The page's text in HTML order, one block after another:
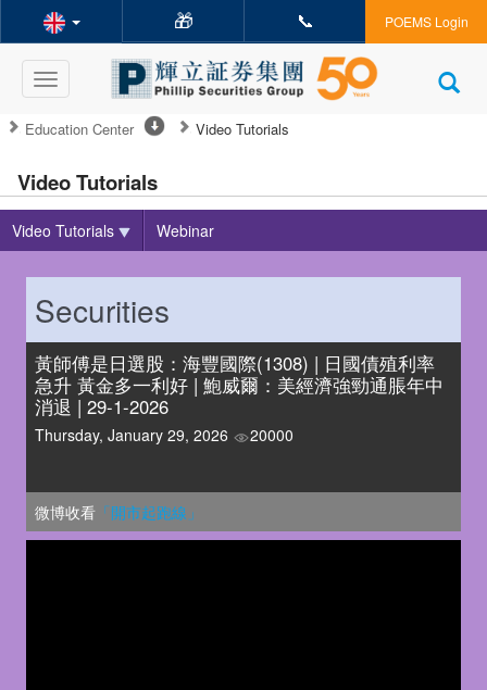
🎁 📞 POEMS Login
Toggle
navigation
Education Center Video Tutorials
Video Tutorials
Video Tutorials Webinar
Securities
黃師傅是日選股：海豐國際(1308) | 日國債殖利率
急升 黃金多一利好 | 鮑威爾：美經濟強勁通脹年中
消退 | 29-1-2026
Thursday, January 29, 2026 20000
微博收看 「開市起跑線」